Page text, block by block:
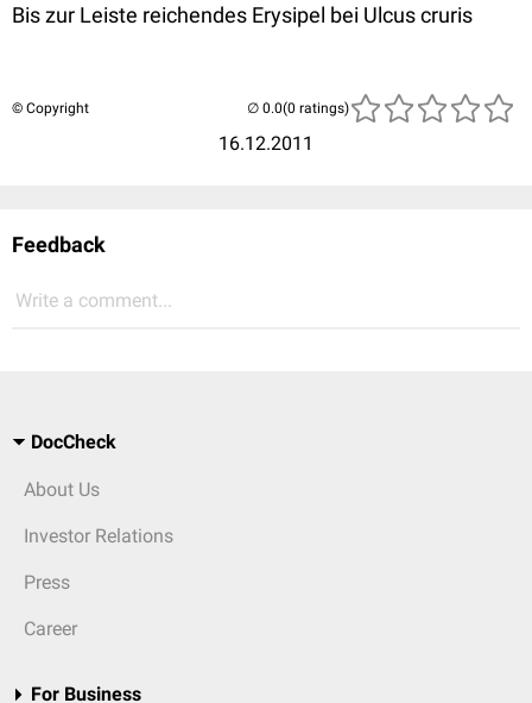
Bis zur Leiste reichendes Erysipel bei Ulcus cruris
© Copyright
16.12.2011
(0 ratings)
Feedback
Write a comment...
DocCheck
About Us
Investor Relations
Press
Career
For Business